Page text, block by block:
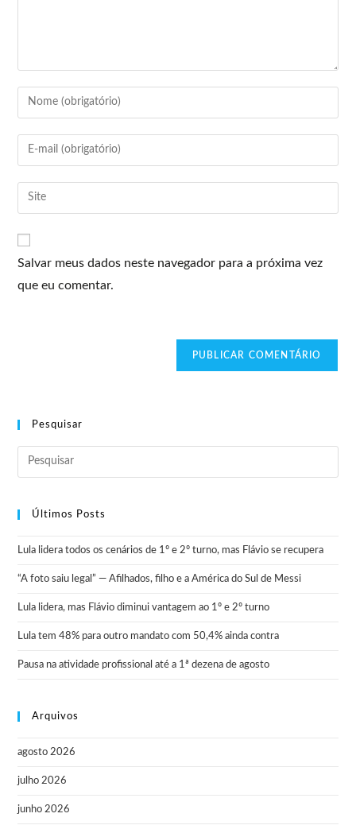
Salvar meus dados neste navegador para a próxima vez
que eu comentar.
Pesquisar
Últimos Posts
Lula lidera todos os cenários de 1º e 2º turno, mas Flávio se recupera
“A foto saiu legal” — Afilhados, filho e a América do Sul de Messi
Lula lidera, mas Flávio diminui vantagem ao 1º e 2º turno
Lula tem 48% para outro mandato com 50,4% ainda contra
Pausa na atividade profissional até a 1ª dezena de agosto
Arquivos
agosto 2026
julho 2026
junho 2026